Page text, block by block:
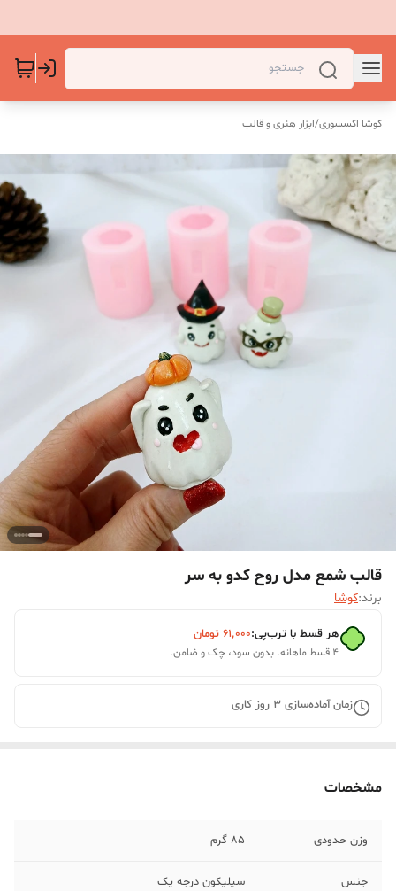
کوشا اکسسوری/ابزار هنری و قالب
قالب شمع مدل روح کدو به سر
برند:کوشا
هر قسط با ترب‌پی:۶۱٬۰۰۰ تومان
۴ قسط ماهانه. بدون سود، چک و ضامن.
زمان آماده‌سازی 3 روز کاری
مشخصات
وزن حدودی 85 گرم
جنس سیلیکون درجه یک